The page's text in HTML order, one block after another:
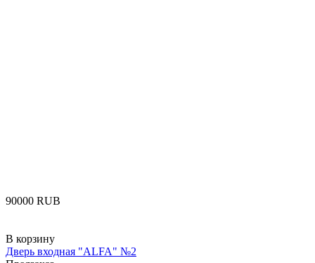
‍90000‍ RUB
В корзину
Дверь входная "ALFA" №2